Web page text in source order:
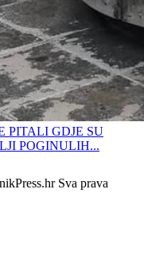
PITALI GDJE SU
POGINULIH...
Sva prava